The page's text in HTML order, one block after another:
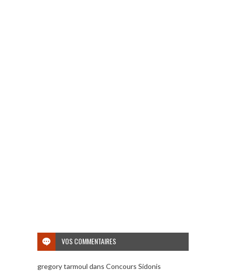
VOS COMMENTAIRES
gregory tarmoul dans Concours Sidonis